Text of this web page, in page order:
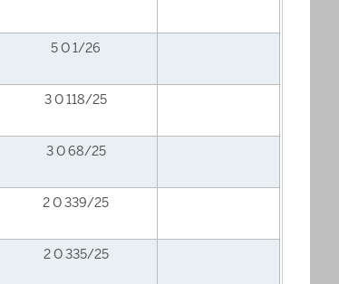
5 O 1/26
3 O 118/25
3 O 68/25
2 O 339/25
2 O 335/25